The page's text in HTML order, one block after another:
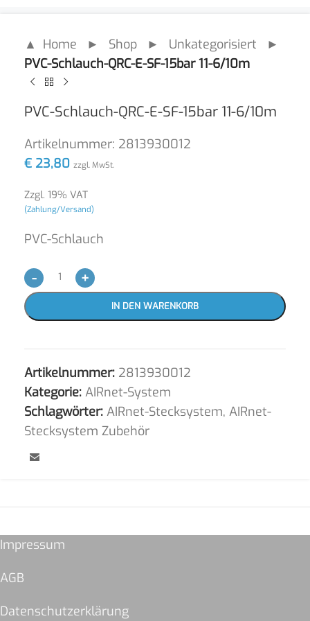
▲ Home ► Shop ► Unkategorisiert ►
PVC-Schlauch-QRC-E-SF-15bar 11-6/10m
PVC-Schlauch-QRC-E-SF-15bar 11-6/10m
Artikelnummer: 2813930012
€ 23,80 zzgl. MwSt.
Zzgl. 19% VAT
(Zahlung/Versand)
PVC-Schlauch
- +
IN DEN WARENKORB
Artikelnummer: 2813930012
Kategorie: AIRnet-System
Schlagwörter: AIRnet-Stecksystem, AIRnet-
Stecksystem Zubehör
Impressum
AGB
Datenschutzerklärung